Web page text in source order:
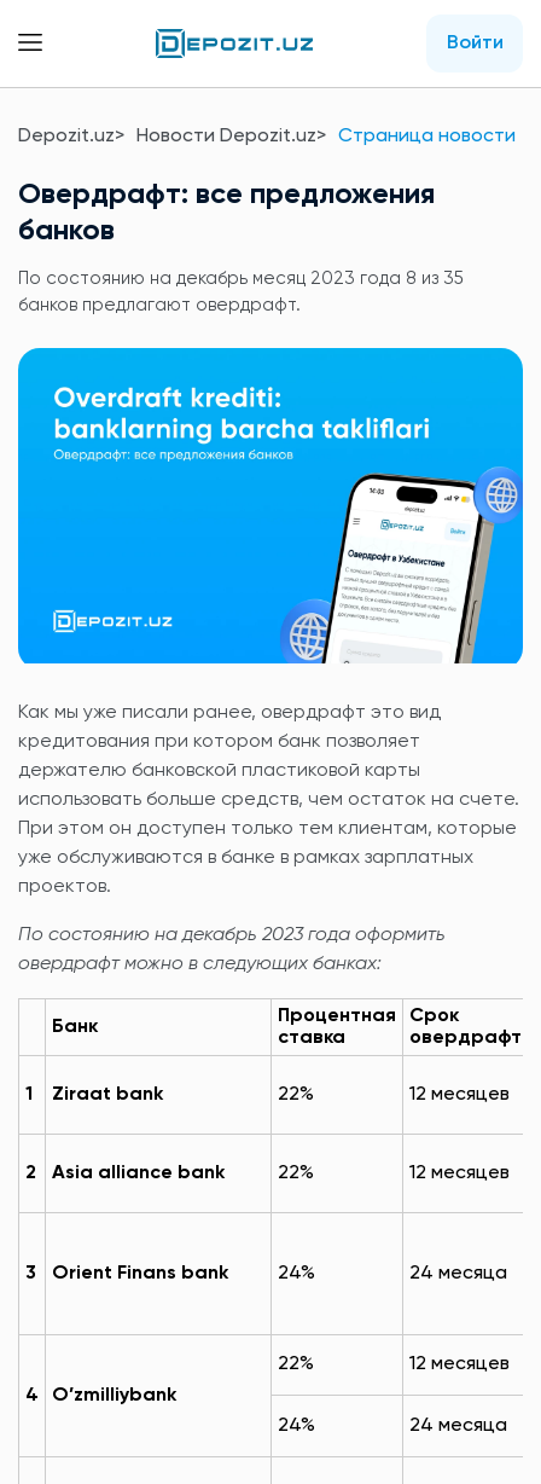
Войти
Depozit.uz Новости Depozit.uz Страница новости
Овердрафт: все предложения
банков
По состоянию на декабрь месяц 2023 года 8 из 35
банков предлагают овердрафт.
Как мы уже писали ранее, овердрафт это вид
кредитования при котором банк позволяет
держателю банковской пластиковой карты
использовать больше средств, чем остаток на счете.
При этом он доступен только тем клиентам, которые
уже обслуживаются в банке в рамках зарплатных
проектов.
По состоянию на декабрь 2023 года оформить
овердрафт можно в следующих банках:
Банк
Процентная
ставка
Срок
овердрафта
1 Ziraat bank 22% 12 месяцев
2 Asia alliance bank 22% 12 месяцев
3 Orient Finans bank 24% 24 месяца
4 O’zmilliybank
22% 12 месяцев
24% 24 месяца